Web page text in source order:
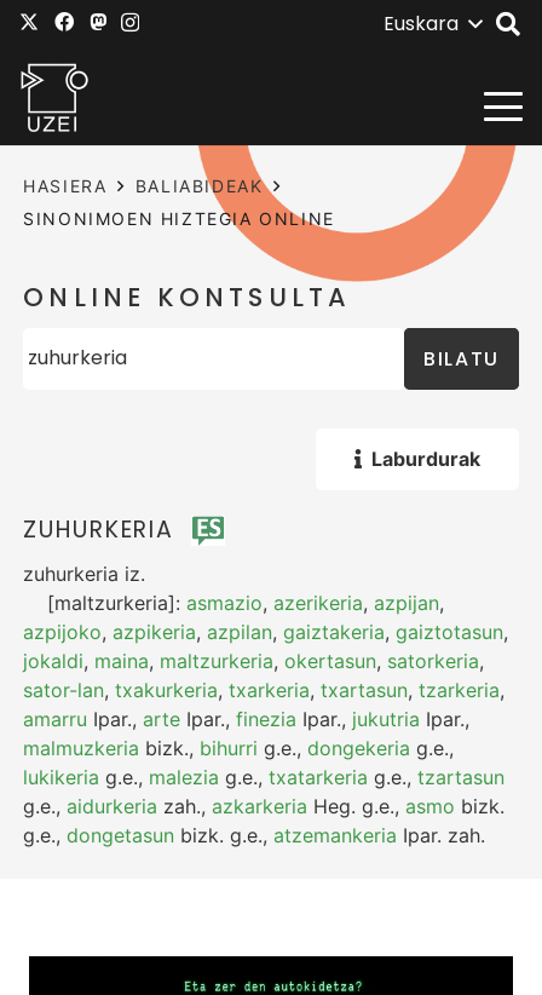
Euskara
HASIERA
BALIABIDEAK
SINONIMOEN HIZTEGIA ONLINE
ONLINE KONTSULTA
BILATU
Laburdurak
ZUHURKERIA
zuhurkeria iz.
[maltzurkeria]:asmazio,azerikeria,azpijan,
azpijoko,azpikeria,azpilan,gaiztakeria,gaiztotasun,
jokaldi, maina, maltzurkeria,okertasun, satorkeria,
sator-lan,txakurkeria,txarkeria,txartasun,tzarkeria,
amarru Ipar.,arte Ipar.,finezia Ipar., jukutria Ipar.,
malmuzkeria bizk., bihurri g.e.,dongekeria g.e.,
lukikeria g.e., malezia g.e.,txatarkeria g.e.,tzartasun
g.e.,aidurkeria zah.,azkarkeria Heg. g.e.,asmo bizk.
g.e.,dongetasun bizk. g.e.,atzemankeria Ipar. zah.